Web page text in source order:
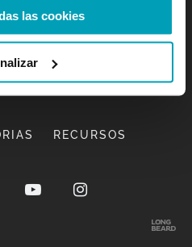
las cookies
RECURSOS